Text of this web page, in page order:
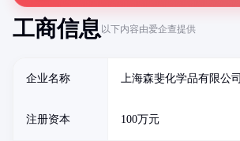
工商信息以下内容由爱企查提供
企业名称 上海森斐化学品有限公司
注册资本 100万元